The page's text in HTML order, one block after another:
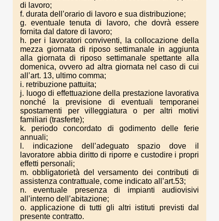
di lavoro;
f. durata dell’orario di lavoro e sua distribuzione;
g. eventuale tenuta di lavoro, che dovrà essere
fornita dal datore di lavoro;
h. per i lavoratori conviventi, la collocazione della
mezza giornata di riposo settimanale in aggiunta
alla giornata di riposo settimanale spettante alla
domenica, ovvero ad altra giornata nel caso di cui
all’art. 13, ultimo comma;
i. retribuzione pattuita;
j. luogo di effettuazione della prestazione lavorativa
nonché la previsione di eventuali temporanei
spostamenti per villeggiatura o per altri motivi
familiari (trasferte);
k. periodo concordato di godimento delle ferie
annuali;
l. indicazione dell’adeguato spazio dove il
lavoratore abbia diritto di riporre e custodire i propri
effetti personali;
m. obbligatorietà del versamento dei contributi di
assistenza contrattuale, come indicato all’art.53;
n. eventuale presenza di impianti audiovisivi
all’interno dell’abitazione;
o. applicazione di tutti gli altri istituti previsti dal
presente contratto.